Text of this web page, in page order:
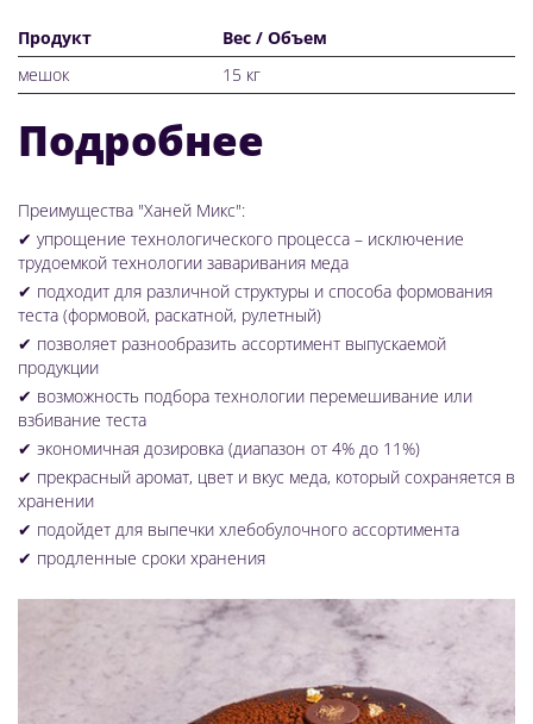
Продукт
Вес / Объем
мешок
15 кг
Подробнее
Преимущества "Ханей Микс":
✔ упрощение технологического процесса – исключение
трудоемкой технологии заваривания меда
✔ подходит для различной структуры и способа формования
теста (формовой, раскатной, рулетный)
✔ позволяет разнообразить ассортимент выпускаемой
продукции
✔ возможность подбора технологии перемешивание или
взбивание теста
✔ экономичная дозировка (диапазон от 4% до 11%)
✔ прекрасный аромат, цвет и вкус меда, который сохраняется в
хранении
✔ подойдет для выпечки хлебобулочного ассортимента
✔ продленные сроки хранения